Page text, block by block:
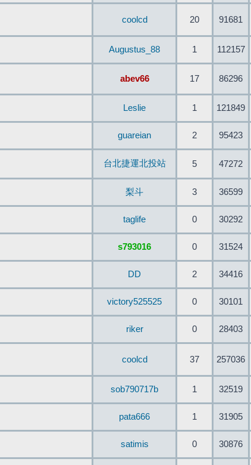
coolcd 20 91681
Augustus_88 1 112157
abev66 17 86296
Leslie 1 121849
guareian 2 95423
台北捷運北投站 5 47272
梨斗 3 36599
taglife 0 30292
s793016 0 31524
DD 2 34416
victory525525 0 30101
riker 0 28403
coolcd 37 257036
sob790717b 1 32519
pata666 1 31905
satimis 0 30876